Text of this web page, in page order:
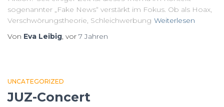
sogenannter „Fake News“ verstärkt im Fokus. Ob als Hoax,
Verschwörungstheorie, Schleichwerbung Weiterlesen
Von Eva Leibig, vor 7 Jahren
UNCATEGORIZED
JUZ-Concert